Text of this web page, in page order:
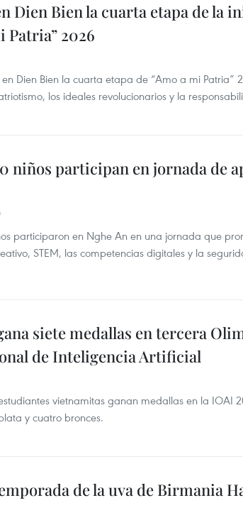
Dien Bien la cuarta etapa de la
Patria” 2026
Dien Bien la cuarta etapa de “Amo a mi Patria”
los ideales revolucionarios y la
niños participan en jornada de
participaron en Nghe An en una jornada que
STEM, las competencias digitales y la
siete medallas en tercera
de Inteligencia Artificial
vietnamitas ganan medallas en la IOAI
y cuatro bronces.
de la uva de Birmania